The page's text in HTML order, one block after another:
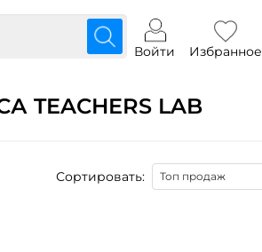
Войти Избранное
LAB
Сортировать: